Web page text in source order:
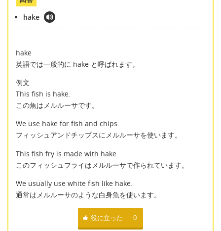
hake
hake
英語では一般的に hake と呼ばれます。
例文
This fish is hake.
この魚はメルルーサです。
We use hake for fish and chips.
フィッシュアンドチップスにメルルーサを使います。
This fish fry is made with hake.
このフィッシュフライはメルルーサで作られています。
We usually use white fish like hake.
通常はメルルーサのような白身魚を使います。
役に立った 0